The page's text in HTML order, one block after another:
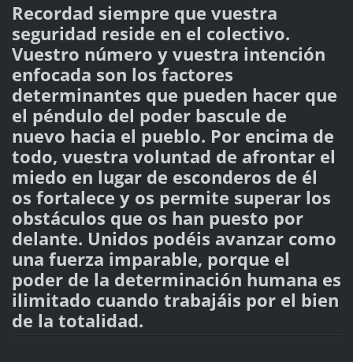
Recordad siempre que vuestra
seguridad reside en el colectivo.
Vuestro número y vuestra intención
enfocada son los factores
determinantes que pueden hacer que
el péndulo del poder bascule de
nuevo hacia el pueblo. Por encima de
todo, vuestra voluntad de afrontar el
miedo en lugar de esconderos de él
os fortalece y os permite superar los
obstáculos que os han puesto por
delante. Unidos podéis avanzar como
una fuerza imparable, porque el
poder de la determinación humana es
ilimitado cuando trabajáis por el bien
de la totalidad.